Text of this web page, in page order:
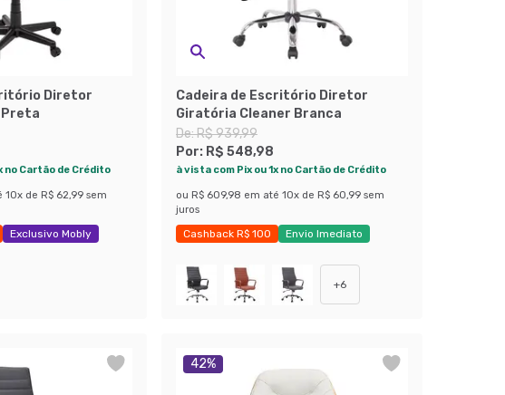
Diretor
no Cartão de Crédito
10x de R$ 62,99 sem
Exclusivo Mobly
Cadeira de Escritório Diretor
Giratória Cleaner Branca
De:R$ 939,99
Por: R$ 548,98
à vista com Pix ou 1x no Cartão de Crédito
ou R$ 609,98 em até 10x de R$ 60,99 sem
juros
Cashback R$ 100
Envio Imediato
+6
42%